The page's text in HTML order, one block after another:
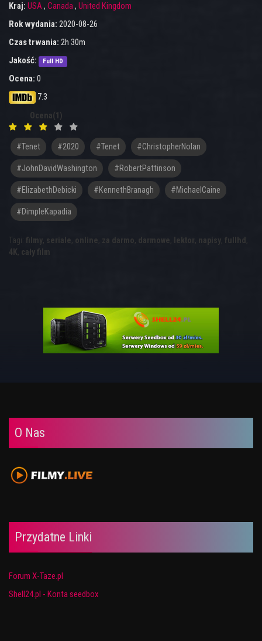
Kraj: USA, Canada, United Kingdom
Rok wydania: 2020-08-26
Czas trwania: 2h 30m
Jakość:
Full HD
Ocena: 0
7.3
Ocena(1)
#tenet #2020 #Tenet #ChristopherNolan
#JohnDavidWashington #RobertPattinson
#ElizabethDebicki #KennethBranagh #MichaelCaine
#DimpleKapadia
Tagi: filmy, seriale, online, za darmo, darmowe, lektor, napisy, fullhd ,
4K, cały film
O Nas
Przydatne Linki
Forum X-Taze.pl
Shell24.pl - Konta seedbox